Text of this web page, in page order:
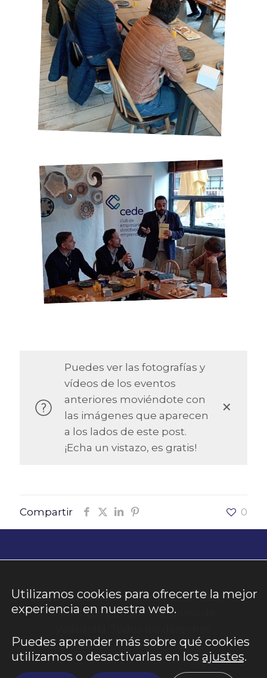
Puedes ver las fotografías y
vídeos de los eventos
anteriores moviéndote con
las imágenes que aparecen
a los lados de este post.
¡Echa un vistazo, es gratis!
✕
Compartir 0
@2026. Club Cede. Club de Empresarios,
Directivos y Emprendedores de
reservados.Aviso Legal|Política de
Privacidad|Política de Cookies| Panel
Utilizamos cookies para ofrecerte la mejor
experiencia en nuestra web.
Puedes aprender más sobre qué cookies
utilizamos o desactivarlas en los ajustes.